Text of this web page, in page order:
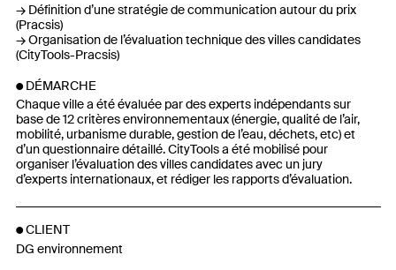
Définition d’une stratégie de communication autour du prix
(Pracsis)
Organisation de l’évaluation technique des villes candidates
(CityTools-Pracsis)
DÉMARCHE
Chaque ville a été évaluée par des experts indépendants sur
base de 12 critères environnementaux (énergie, qualité de l’air,
mobilité, urbanisme durable, gestion de l’eau, déchets, etc) et
d’un questionnaire détaillé. CityTools a été mobilisé pour
organiser l’évaluation des villes candidates avec un jury
d’experts internationaux, et rédiger les rapports d’évaluation.
CLIENT
DG environnement